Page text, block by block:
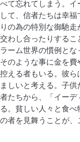
て忘れてしまう。イ
て、信者たちは幸
の為の特別な御馳
わし合ったりする
ーム世界の慣例と
のような事に金を
える者もいる。彼
しいと考える。子
たちから、「イー
。貧しい人々と食
者を見舞うことが、